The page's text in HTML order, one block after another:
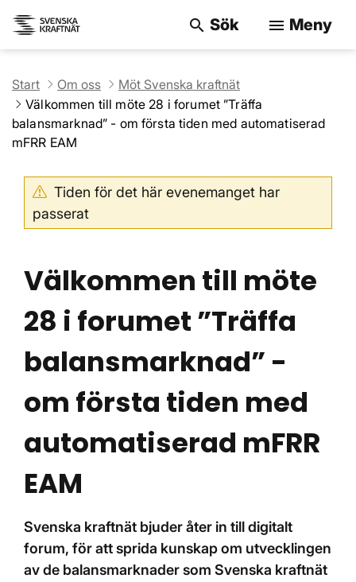
search Sök menu Meny
Start Om oss
Möt Svenska kraftnät
Välkommen till möte 28 i forumet ”Träffa
balansmarknad” - om första tiden med automatiserad
mFRR EAM
Tiden för det här evenemanget har
passerat
Välkommen till möte
28 i forumet ”Träffa
balansmarknad” -
om första tiden med
automatiserad mFRR
EAM
Svenska kraftnät bjuder åter in till digitalt
forum, för att sprida kunskap om utvecklingen
av de balansmarknader som Svenska kraftnät